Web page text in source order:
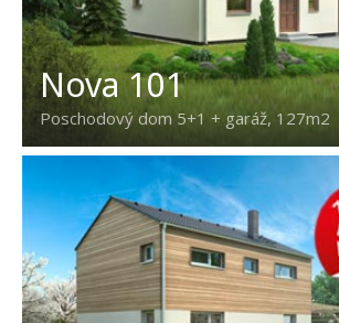
Nova 101
Poschodový dom 5+1 + garáž, 127m2